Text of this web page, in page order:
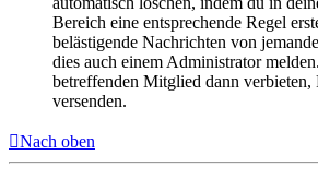
Bereich eine entsprechende Regel
belästigende Nachrichten von
dies auch einem Administrator
betreffenden Mitglied dann verbieten,
versenden.
Nach oben